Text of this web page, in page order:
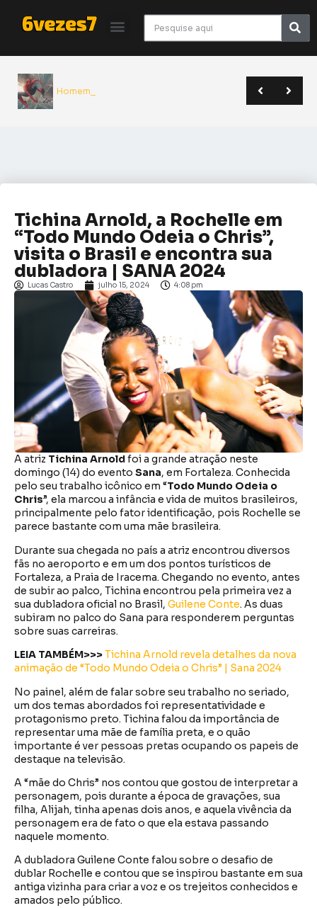
Homem-Ara
Tichina Arnold, a Rochelle em
“Todo Mundo Odeia o Chris”,
visita o Brasil e encontra sua
dubladora | SANA 2024
Lucas Castro julho 15, 2024 4:08 pm
A atriz Tichina Arnoldfoi a grande atração neste
domingo (14) do evento Sana, em Fortaleza. Conhecida
pelo seu trabalho icônico em “Todo Mundo Odeia o
Chris”, ela marcou a infância e vida de muitos brasileiros,
principalmente pelo fator identificação, pois Rochelle se
parece bastante com uma mãe brasileira.
Durante sua chegada no país a atriz encontrou diversos
fãs no aeroporto e em um dos pontos turísticos de
Fortaleza, a Praia de Iracema. Chegando no evento, antes
de subir ao palco, Tichina encontrou pela primeira vez a
sua dubladora oficial no Brasil, Guilene Conte. As duas
subiram no palco do Sana para responderem perguntas
sobre suas carreiras.
LEIA TAMBÉM>>>Tichina Arnold revela detalhes da nova
animação de “Todo Mundo Odeia o Chris” | Sana 2024
No painel, além de falar sobre seu trabalho no seriado,
um dos temas abordados foi representatividade e
protagonismo preto. Tichina falou da importância de
representar uma mãe de família preta, e o quão
importante é ver pessoas pretas ocupando os papeis de
destaque na televisão.
A “mãe do Chris” nos contou que gostou de interpretar a
personagem, pois durante a época de gravações, sua
filha, Alijah, tinha apenas dois anos, e aquela vivência da
personagem era de fato o que ela estava passando
naquele momento.
A dubladora Guilene Conte falou sobre o desafio de
dublar Rochelle e contou que se inspirou bastante em sua
antiga vizinha para criar a voz e os trejeitos conhecidos e
amados pelo público.